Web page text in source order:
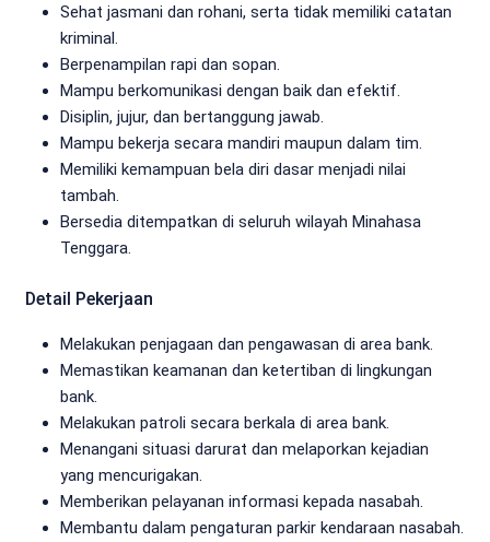
Sehat jasmani dan rohani, serta tidak memiliki catatan
kriminal.
Berpenampilan rapi dan sopan.
Mampu berkomunikasi dengan baik dan efektif.
Disiplin, jujur, dan bertanggung jawab.
Mampu bekerja secara mandiri maupun dalam tim.
Memiliki kemampuan bela diri dasar menjadi nilai
tambah.
Bersedia ditempatkan di seluruh wilayah Minahasa
Tenggara.
Detail Pekerjaan
Melakukan penjagaan dan pengawasan di area bank.
Memastikan keamanan dan ketertiban di lingkungan
bank.
Melakukan patroli secara berkala di area bank.
Menangani situasi darurat dan melaporkan kejadian
yang mencurigakan.
Memberikan pelayanan informasi kepada nasabah.
Membantu dalam pengaturan parkir kendaraan nasabah.